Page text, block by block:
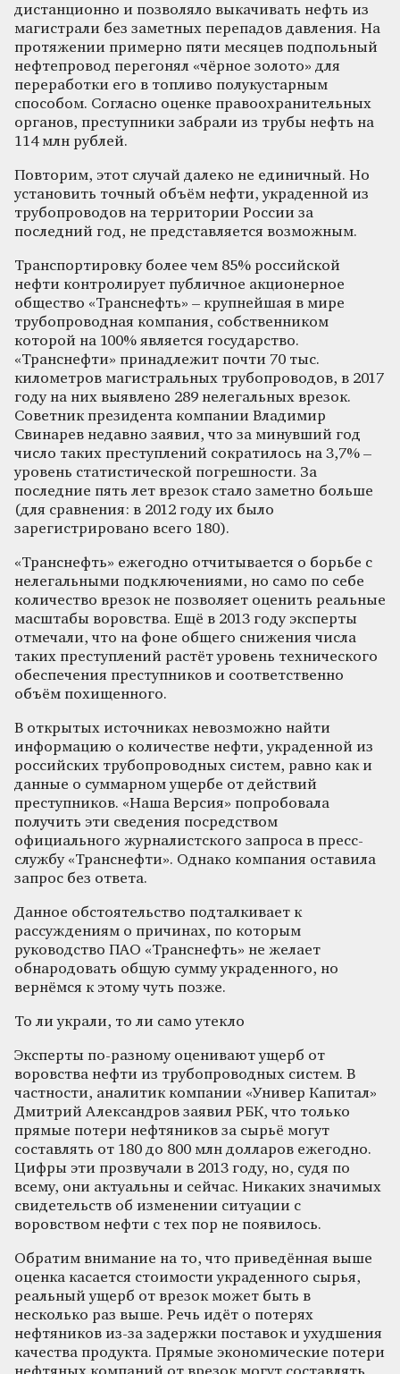
дистанционно и позволяло выкачивать нефть из
магистрали без заметных перепадов давления. На
протяжении примерно пяти месяцев подпольный
нефтепровод перегонял «чёрное золото» для
переработки его в топливо полукустарным
способом. Согласно оценке правоохранительных
органов, преступники забрали из трубы нефть на
114 млн руб­лей.
Повторим, этот случай далеко не единичный. Но
установить точный объём нефти, украденной из
трубопроводов на территории России за
последний год, не представляется возможным.
Транспортировку более чем 85% российской
нефти контролирует публичное акционерное
общество «Транснефть» – крупнейшая в мире
трубопроводная компания, собственником
которой на 100% является государство.
«Транснефти» принадлежит почти 70 тыс.
километров магистральных трубопроводов, в 2017
году на них выявлено 289 нелегальных врезок.
Советник президента компании Владимир
Свинарев недавно заявил, что за минувший год
число таких преступлений сократилось на 3,7% –
уровень статистической погрешности. За
последние пять лет врезок стало заметно больше
(для сравнения: в 2012 году их было
зарегистрировано всего 180).
«Транснефть» ежегодно отчитывается о борьбе с
нелегальными подключениями, но само по себе
количество врезок не позволяет оценить реальные
масштабы воровства. Ещё в 2013 году эксперты
отмечали, что на фоне общего снижения числа
таких преступлений растёт уровень технического
обеспечения преступников и соответственно
объём похищенного.
В открытых источниках невозможно найти
информацию о количестве нефти, украденной из
российских трубопроводных систем, равно как и
данные о суммарном ущербе от действий
преступников. «Наша Версия» попробовала
получить эти сведения посредством
официального журналистского запроса в пресс-
службу «Транснефти». Однако компания оставила
запрос без ответа.
Данное обстоятельство подталкивает к
рассуждениям о причинах, по которым
руководство ПАО «Транснефть» не желает
обнародовать общую сумму украденного, но
вернёмся к этому чуть позже.
То ли украли, то ли само утекло
Эксперты по-разному оценивают ущерб от
воровства нефти из трубопроводных систем. В
частности, аналитик компании «Универ Капитал»
Дмитрий Александров заявил РБК, что только
прямые потери нефтяников за сырьё могут
составлять от 180 до 800 млн долларов ежегодно.
Цифры эти прозвучали в 2013 году, но, судя по
всему, они актуальны и сейчас. Никаких значимых
свидетельств об изменении ситуации с
воровством нефти с тех пор не появилось.
Обратим внимание на то, что приведённая выше
оценка касается стоимости украденного сырья,
реальный ущерб от врезок может быть в
несколько раз выше. Речь идёт о потерях
нефтяников из-за задержки поставок и ухудшения
качества продукта. Прямые экономические потери